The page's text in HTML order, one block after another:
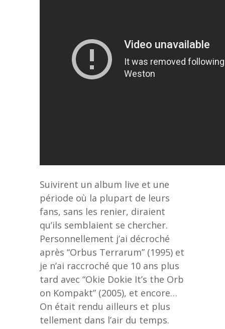
Suivirent un album live et une
période où la plupart de leurs
fans, sans les renier, diraient
qu’ils semblaient se chercher.
Personnellement j’ai décroché
après “Orbus Terrarum” (1995) et
je n’ai raccroché que 10 ans plus
tard avec “Okie Dokie It’s the Orb
on Kompakt” (2005), et encore…
On était rendu ailleurs et plus
tellement dans l’air du temps.